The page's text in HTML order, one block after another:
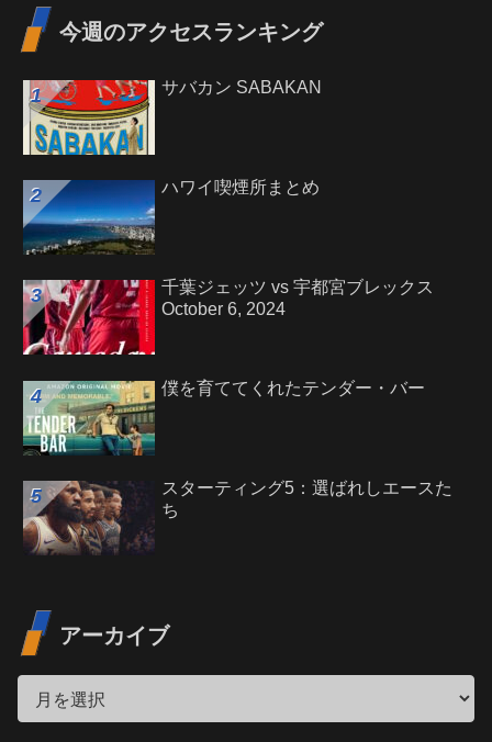
今週のアクセスランキング
サバカン SABAKAN
ハワイ喫煙所まとめ
千葉ジェッツ vs 宇都宮ブレックス
October 6, 2024
僕を育ててくれたテンダー・バー
スターティング5：選ばれしエースた
ち
アーカイブ